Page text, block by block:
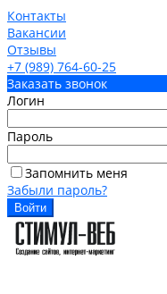
Контакты
Вакансии
Отзывы
+7 (989) 764-60-25
Заказать звонок
Логин
Пароль
Запомнить меня
Забыли пароль?